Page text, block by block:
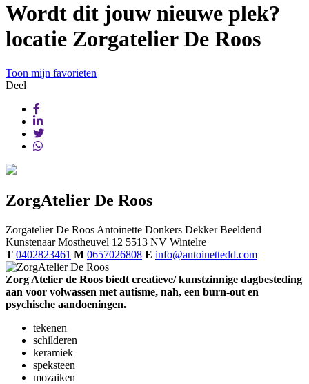
Wordt dit jouw nieuwe plek?
locatie Zorgatelier De Roos
Toon mijn favorieten
Deel
ZorgAtelier De Roos
Zorgatelier De Roos Antoinette Donkers Dekker Beeldend
Kunstenaar Mostheuvel 12 5513 NV Wintelre
T 0402823461 M 0657026808 E info@antoinettedd.com
Zorg Atelier de Roos biedt creatieve/ kunstzinnige dagbesteding
aan voor volwassen met autisme, nah, een burn-out en
psychische aandoeningen.
tekenen
schilderen
keramiek
speksteen
mozaiken